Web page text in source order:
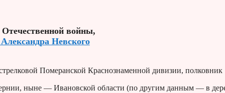
войны,
Невского
Померанской Краснознаменной дивизии, полковник
ныне — Ивановской области (по другим данным — в